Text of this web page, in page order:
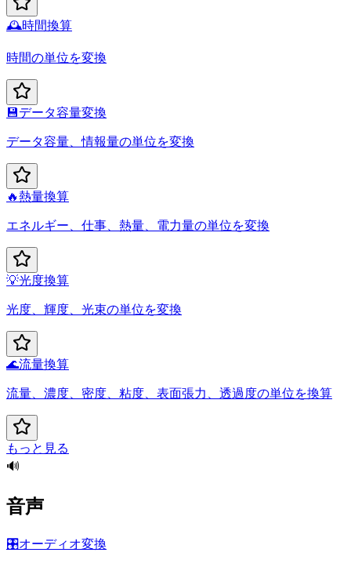
🕰️時間換算
時間の単位を変換
💾データ容量変換
データ容量、情報量の単位を変換
🔥熱量換算
エネルギー、仕事、熱量、電力量の単位を変換
💡光度換算
光度、輝度、光束の単位を変換
🌊流量換算
流量、濃度、密度、粘度、表面張力、透過度の単位を換算
もっと見る
🔊
音声
🎛️オーディオ変換